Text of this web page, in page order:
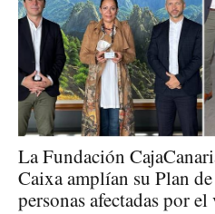
La Fundación
Caixa amplían su Plan
personas afectadas por el